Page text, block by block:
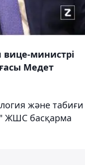
министрі
Медет
және табиғи
ЖШС басқарма